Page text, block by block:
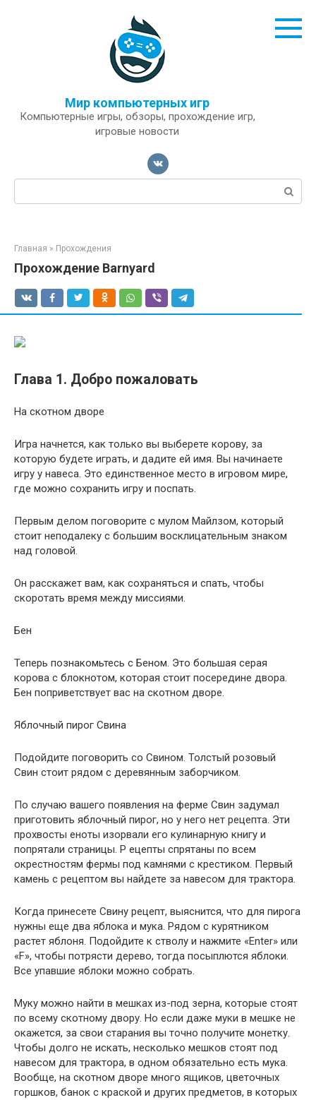
Мир компьютерных игр
Компьютерные игры, обзоры, прохождение игр,
игровые новости
Поиск:
Главная » Прохождения
Прохождение Barnyard
Глава 1. Добро пожаловать
На скотном дворе
Игра начнется, как только вы выберете корову, за
которую будете играть, и дадите ей имя. Вы начинаете
игру у навеса. Это единственное место в игровом мире,
где можно сохранить игру и поспать.
Первым делом поговорите с мулом Майлзом, который
стоит неподалеку с большим восклицательным знаком
над головой.
Он расскажет вам, как сохраняться и спать, чтобы
скоротать время между миссиями.
Бен
Теперь познакомьтесь с Беном. Это большая серая
корова с блокнотом, которая стоит посередине двора.
Бен поприветствует вас на скотном дворе.
Яблочный пирог Свина
Подойдите поговорить со Свином. Толстый розовый
Свин стоит рядом с деревянным заборчиком.
По случаю вашего появления на ферме Свин задумал
приготовить яблочный пирог, но у него нет рецепта. Эти
прохвосты еноты изорвали его кулинарную книгу и
попрятали страницы. Р ецепты спрятаны по всем
окрестностям фермы под камнями с крестиком. Первый
камень с рецептом вы найдете за навесом для трактора.
Когда принесете Свину рецепт, выяснится, что для пирога
нужны еще два яблока и мука. Рядом с курятником
растет яблоня. Подойдите к стволу и нажмите «Enter» или
«F», чтобы потрясти дерево, тогда посыплются яблоки.
Все упавшие яблоки можно собрать.
Муку можно найти в мешках из-под зерна, которые стоят
по всему скотному двору. Но если даже муки в мешке не
окажется, за свои старания вы точно получите монетку.
Чтобы долго не искать, несколько мешков стоят под
навесом для трактора, в одном обязательно есть мука.
Вообще, на скотном дворе много ящиков, цветочных
горшков, банок с краской и других предметов, в которых